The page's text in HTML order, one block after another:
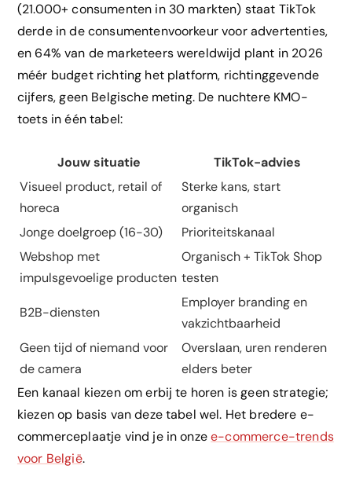
(21.000+ consumenten in 30 markten) staat TikTok
derde in de consumentenvoorkeur voor advertenties,
en 64% van de marketeers wereldwijd plant in 2026
méér budget richting het platform, richtinggevende
cijfers, geen Belgische meting. De nuchtere KMO-
toets in één tabel:
Jouw situatie
TikTok-advies
Visueel product, retail of
horeca
Sterke kans, start
organisch
Jonge doelgroep (16-30)
Prioriteitskanaal
Webshop met
impulsgevoelige producten
Organisch + TikTok Shop
testen
B2B-diensten
Employer branding en
vakzichtbaarheid
Geen tijd of niemand voor
de camera
Overslaan, uren renderen
elders beter
Een kanaal kiezen om erbij te horen is geen strategie;
kiezen op basis van deze tabel wel. Het bredere e-
commerceplaatje vind je in onzee-commerce-trends
voor België.